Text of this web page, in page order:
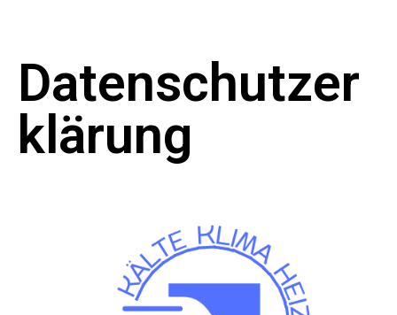
Datenschutzer
klärung